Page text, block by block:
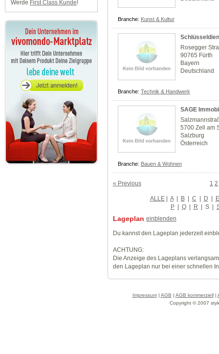
Werde First Class Kunde!
Branche: Kunst & Kultur
Rosegger
90765 Fürth
Bayern
Deutschland
Branche: Technik & Handwerk
SAGE
5700 Zell am
Salzburg
Österreich
Branche: Bauen & Wohnen
« Previous 1 2
ALLE| A | B | C | D | E
P | Q | R | S|
Lageplan einblenden
Du kannst den Lageplan jederzeit
ACHTUNG:
Die Anzeige des Lageplans
den Lageplan nur bei einer schnellen
Impressum| AGB | AGB kommerziell|
Copyright © 2007